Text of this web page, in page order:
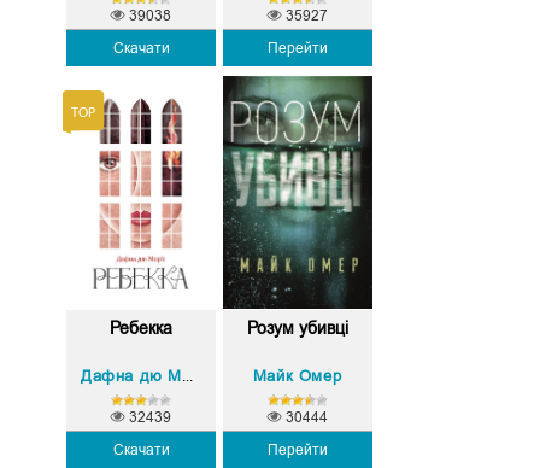
Скачати
39038
Перейти
35927
Ребекка
Скачати
32439
Розум убивці
Майк Омер
Перейти
30444